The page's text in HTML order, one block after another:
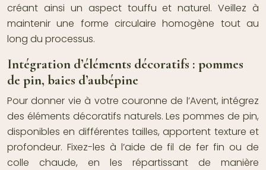
créant ainsi un aspect touffu et naturel. Veillez à
maintenir une forme circulaire homogène tout au
long du processus.
Intégration d’éléments décoratifs : pommes
de pin, baies d’aubépine
Pour donner vie à votre couronne de l’Avent, intégrez
des éléments décoratifs naturels. Les pommes de pin,
disponibles en différentes tailles, apportent texture et
profondeur. Fixez-les à l’aide de fil de fer fin ou de
colle chaude, en les répartissant de manière